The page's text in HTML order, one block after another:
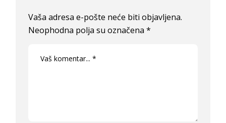
Vaša adresa e-pošte neće biti objavljena.
Neophodna polja su označena*